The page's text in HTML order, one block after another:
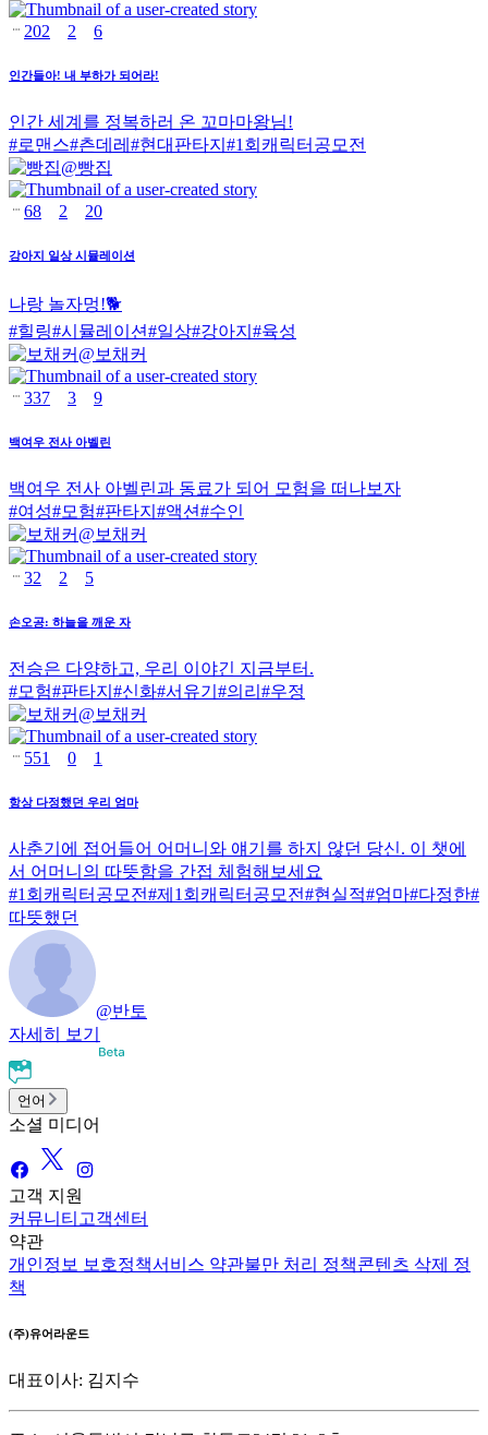
202 2 6
인간들아! 내 부하가 되어라!
인간 세계를 정복하러 온 꼬마마왕님!
#로맨스#츤데레 #현대판타지 #1회캐릭터공모전
@빵집
68 2 20
강아지 일상 시뮬레이션
나랑 놀자멍!🐕
#힐링#시뮬레이션#일상#강아지 #육성
@ 보채커
337 3 9
백여우 전사 아벨린
백여우 전사 아벨린과 동료가 되어 모험을 떠나보자
#여성#모험#판타지 #액션#수인
@ 보채커
32 2 5
손오공: 하늘을 깨운 자
전승은 다양하고, 우리 이야긴 지금부터.
#모험#판타지 #신화#서유기 #의리 #우정
@ 보채커
551 0 1
항상 다정했던 우리 엄마
사춘기에 접어들어 어머니와 얘기를 하지 않던 당신. 이 챗에
서 어머니의 따뜻함을 간접 체험해보세요
#1회캐릭터공모전#제1회캐릭터공모전#현실적#엄마#다정한#
따뜻했던
@반토
자세히 보기
언어
소셜 미디어
고객 지원
커뮤니티 고객센터
약관
개인정보 보호정책서비스 약관불만 처리 정책콘텐츠 삭제 정
책
(주)유어라운드
대표이사: 김지수